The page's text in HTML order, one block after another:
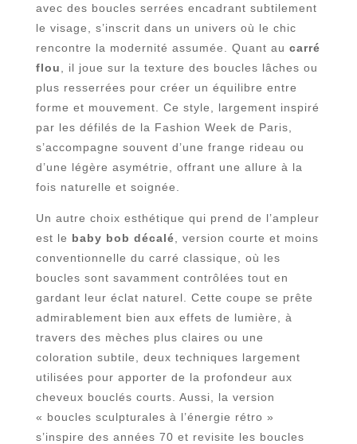
avec des boucles serrées encadrant subtilement
le visage, s’inscrit dans un univers où le chic
rencontre la modernité assumée. Quant au carré
flou
, il joue sur la texture des boucles lâches ou
plus resserrées pour créer un équilibre entre
forme et mouvement. Ce style, largement inspiré
par les défilés de la Fashion Week de Paris,
s’accompagne souvent d’une frange rideau ou
d’une légère asymétrie, offrant une allure à la
fois naturelle et soignée.
Un autre choix esthétique qui prend de l’ampleur
est le baby bob décalé , version courte et moins
conventionnelle du carré classique, où les
boucles sont savamment contrôlées tout en
gardant leur éclat naturel. Cette coupe se prête
admirablement bien aux effets de lumière, à
travers des mèches plus claires ou une
coloration subtile, deux techniques largement
utilisées pour apporter de la profondeur aux
cheveux bouclés courts. Aussi, la version
« boucles sculpturales à l’énergie rétro »
s’inspire des années 70 et revisite les boucles